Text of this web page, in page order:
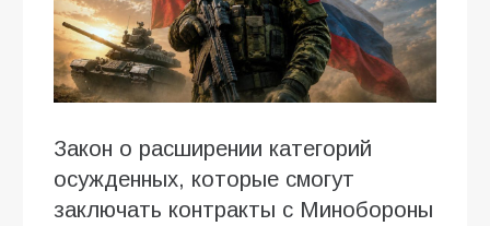
Закон о расширении категорий
осужденных, которые смогут
заключать контракты с Минобороны